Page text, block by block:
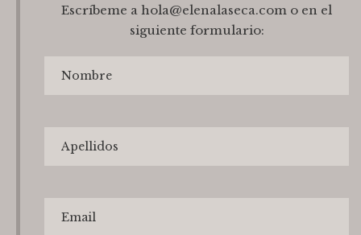
Escríbeme a hola@elenalaseca.com o en el
siguiente formulario: